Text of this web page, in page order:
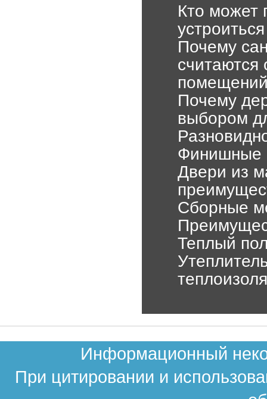
Кто может
Почему
Почему
выбором
Финишные
Двери из
Сборные
Теплый
Информационный
При цитировании и